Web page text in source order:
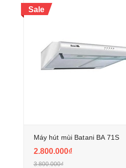
Sale
Máy hút mùi Batani BA 71S
2.800.000₫
3.800.000₫